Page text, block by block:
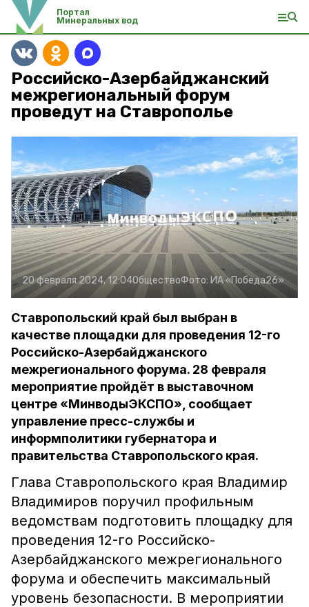
Портал
Минеральных вод
Российско-Азербайджанский
межрегиональный форум
проведут на Ставрополье
20 февраля 2024, 12:04ОбществоФото:ИА «Победа26»
Ставропольский край был выбран в
качестве площадки для проведения 12-го
Российско-Азербайджанского
межрегионального форума. 28 февраля
мероприятие пройдёт в выставочном
центре «МинводыЭКСПО», сообщает
управление пресс-службы и
информполитики губернатора и
правительства Ставропольского края.
Глава Ставропольского края Владимир
Владимиров поручил профильным
ведомствам подготовить площадку для
проведения 12-го Российско-
Азербайджанского межрегионального
форума и обеспечить максимальный
уровень безопасности. В мероприятии